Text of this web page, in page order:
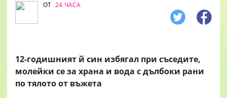
ОТ 24 ЧАСА
12-годишният й син избягал при съседите,
молейки се за храна и вода с дълбоки рани
по тялото от въжета